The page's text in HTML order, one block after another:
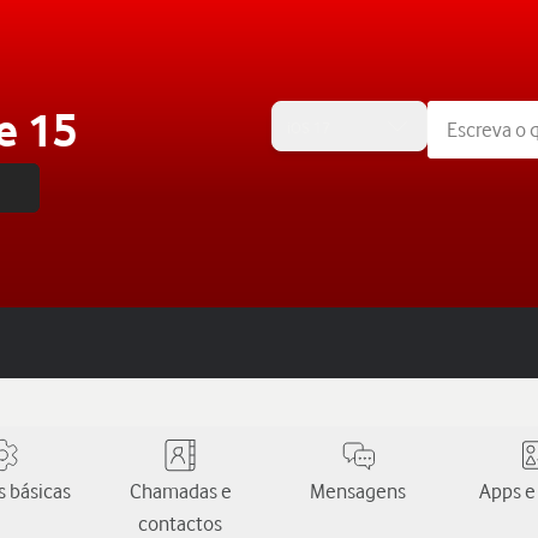
15
básicas
Chamadas e
contactos
Mensagens Apps